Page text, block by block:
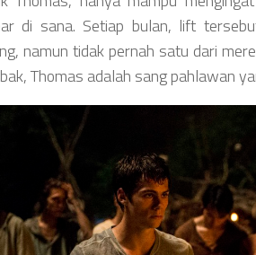
di sana. Setiap bulan, lift
namun tidak pernah satu dari
Thomas adalah sang pahlawan